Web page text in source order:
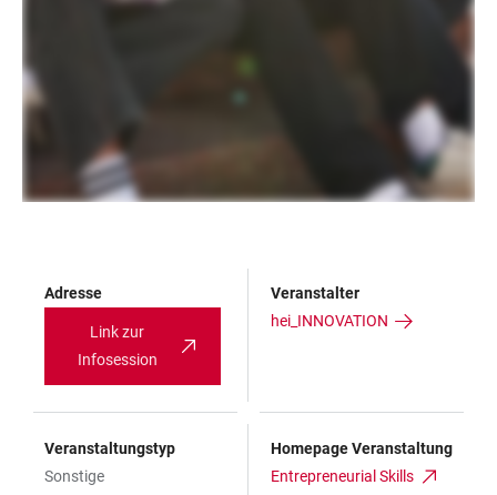
Adresse
Link zur
Infosession
Veranstalter
hei_INNOVATION
Veranstaltungstyp
Sonstige
Homepage Veranstaltung
Entrepreneurial Skills